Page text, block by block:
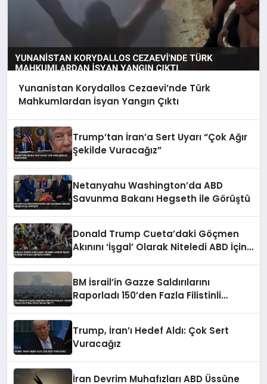
Yunanistan Korydallos Cezaevi’nde Türk
Mahkumlardan İsyan Yangın Çıktı
Trump’tan İran’a Sert Uyarı “Çok Ağır
Şekilde Vuracağız”
Netanyahu Washington’da ABD
Savunma Bakanı Hegseth ile Görüştü
Donald Trump Cueta’daki Göçmen
Akınını ‘İşgal’ Olarak Niteledi ABD İçin
BM İsrail’in Gazze Saldırılarını
Raporladı 150’den Fazla Filistinli
Trump, İran’ı Hedef Aldı: Çok Sert
Vuracağız
İran Devrim Muhafızları ABD Üssüne